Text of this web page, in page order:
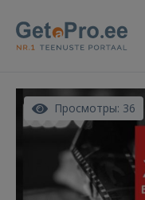
Просмотры: 36